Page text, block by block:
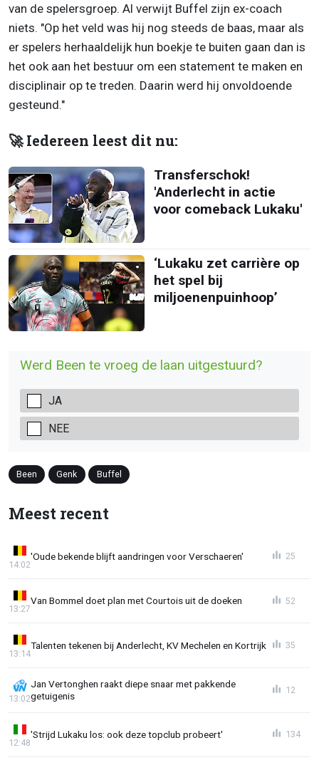
van de spelersgroep. Al verwijt Buffel zijn ex-coach
niets. "Op het veld was hij nog steeds de baas, maar als
er spelers herhaaldelijk hun boekje te buiten gaan dan is
het ook aan het bestuur om een statement te maken en
disciplinair op te treden. Daarin werd hij onvoldoende
gesteund."
🚀 Iedereen leest dit nu:
Transferschok!
'Anderlecht in actie
voor comeback Lukaku'
‘Lukaku zet carrière op
het spel bij
miljoenenpuinhoop’
Werd Been te vroeg de laan uitgestuurd?
JA
NEE
Been Genk Buffel
Meest recent
'Oude bekende blijft aandringen voor Verschaeren'
14:02
25
Van Bommel doet plan met Courtois uit de doeken
13:27
52
Talenten tekenen bij Anderlecht, KV Mechelen en Kortrijk
13:14
35
Jan Vertonghen raakt diepe snaar met pakkende
getuigenis
13:02
12
'Strijd Lukaku los: ook deze topclub probeert'
12:48
134